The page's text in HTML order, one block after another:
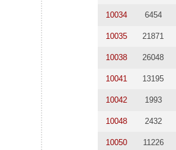
10034 6454
10035 21871
10038 26048
10041 13195
10042 1993
10048 2432
10050 11226